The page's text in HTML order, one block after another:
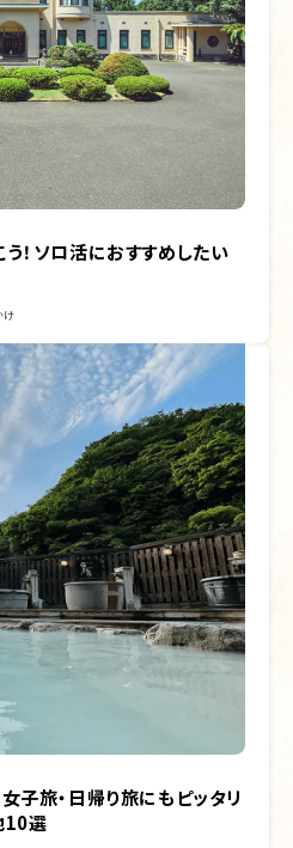
！ソロ活におすすめしたい
け
子旅・日帰り旅にもピッタリ
10選